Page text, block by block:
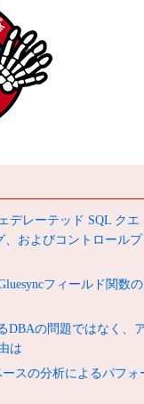
デレーテッド SQL クエ
、およびコントロール
フィールド関数の
DBAの問題ではなく、
は
スの分析によるパフォ